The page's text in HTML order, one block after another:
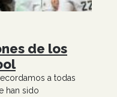
de los
a todas
han sido